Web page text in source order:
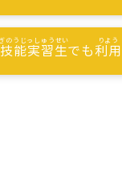
技能実習生でも利用